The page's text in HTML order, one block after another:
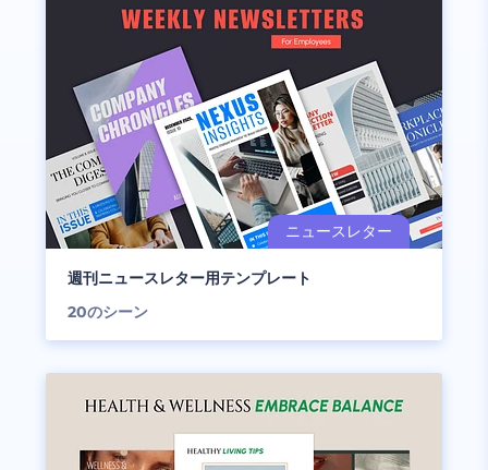
週刊ニュースレター用テンプレート
20のシーン